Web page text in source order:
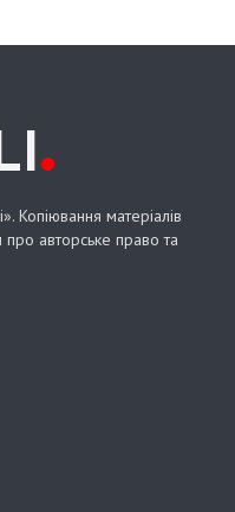
.
Копіювання матеріалів
авторське право та